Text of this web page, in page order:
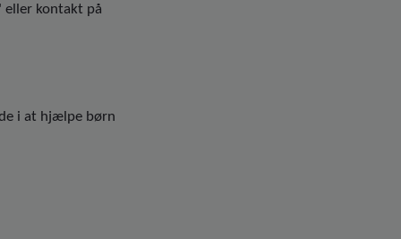
eller kontakt på
i at hjælpe børn